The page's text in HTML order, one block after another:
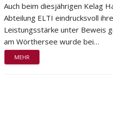
Auch beim diesjährigen Kelag
Abteilung ELTI eindrucksvoll ihre
Leistungsstärke unter Beweis
am Wörthersee wurde bei…
MEHR